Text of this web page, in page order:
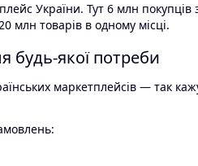
України. Тут 6 млн покупців
млн товарів в одному місці.
будь-якої потреби
маркетплейсів — так